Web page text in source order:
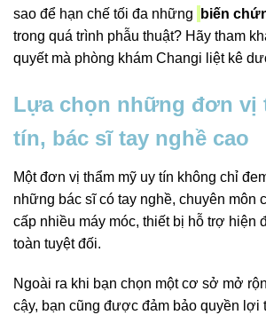
sao để hạn chế tối đa những
biến
trong quá trình phẫu thuật? Hãy tham
quyết mà phòng khám Changi liệt kê
Lựa chọn những đơn vị
tín, bác sĩ tay nghề cao
Một đơn vị thẩm mỹ uy tín không chỉ
những bác sĩ có tay nghề, chuyên môn
cấp nhiều máy móc, thiết bị hỗ trợ hiện
toàn tuyệt đối.
Ngoài ra khi bạn chọn một cơ sở mở
cậy, bạn cũng được đảm bảo quyền lợi